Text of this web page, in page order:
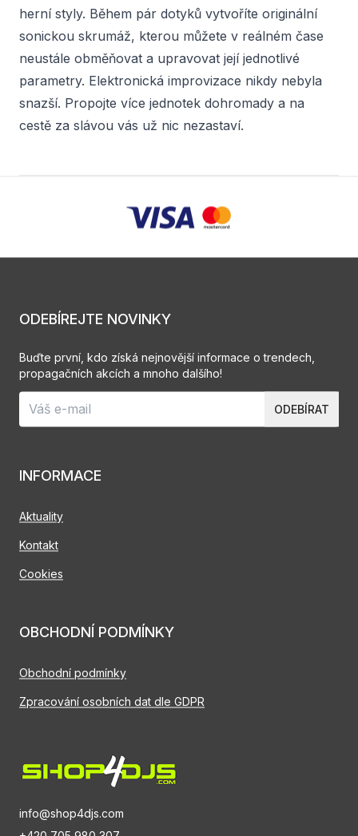
herní styly. Během pár dotyků vytvoříte originální
sonickou skrumáž, kterou můžete v reálném čase
neustále obměňovat a upravovat její jednotlivé
parametry. Elektronická improvizace nikdy nebyla
snazší. Propojte více jednotek dohromady a na
cestě za slávou vás už nic nezastaví.
info@shop4djs.com
INFORMACE
Aktuality
Kontakt
Cookies
OBCHODNÍ PODMÍNKY
Obchodní podmínky
Zpracování osobních dat dle GDPR
ODEBÍREJTE NOVINKY
Buďte první, kdo získá nejnovější informace o trendech,
propagačních akcích a mnoho dalšího!
ODEBÍRAT